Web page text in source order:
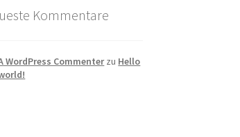
Kommentare
WordPress Commenterzu Hello